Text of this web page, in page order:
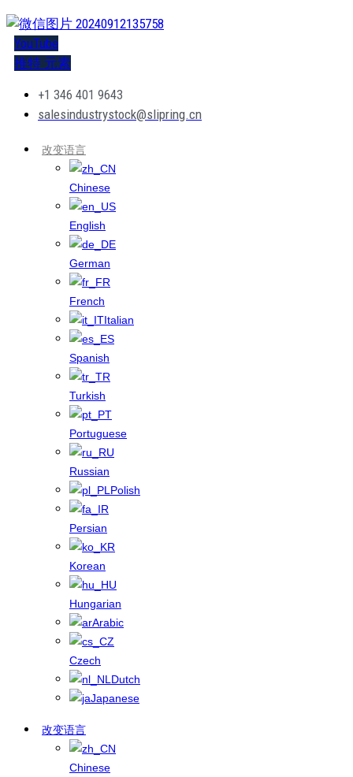
YouTube
推特 元素
+1 346 401 9643
salesindustrystock@slipring.cn
改变语言
Chinese
English
German
French
Italian
Spanish
Turkish
Portuguese
Russian
Polish
Persian
Korean
Hungarian
Arabic
Czech
Dutch
Japanese
改变语言
Chinese